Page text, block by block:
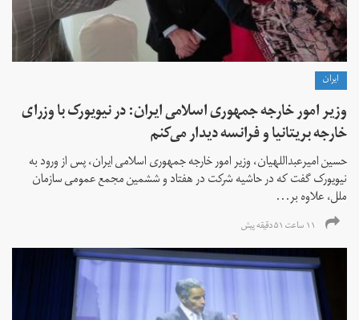
ايران
وزیر امور خارجه جمهوری اسلامی ایران: در نیویورک با وزرای
خارجه بریتانیا و فرانسه دیدار می‌کنم
حسین امیرعبداللهیان، وزیر امور خارجه جمهوری اسلامی ایران، پس از ورود به
نیویورک گفت که در حاشیه شرکت در هفتاد و ششمین مجمع عمومی سازمان
ملل، علاوه بر...
۱۱ ساعت ۵۱ دقیقه پیش